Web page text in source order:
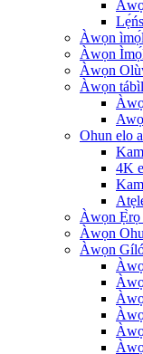
Àwọn
Àwọn
Àwọn
Àwọn
Ohun elo
4K
Àwọn Ẹ̀rọ
Àwọn
Àwọn